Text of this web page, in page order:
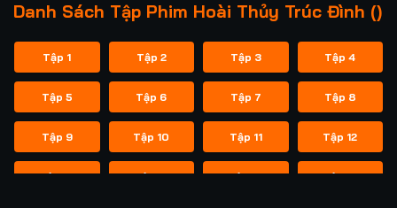
Danh Sách Tập Phim Hoài Thủy Trúc Đình ()
Tập 1 Tập 2 Tập 3 Tập 4
Tập 5 Tập 6 Tập 7 Tập 8
Tập 9 Tập 10 Tập 11 Tập 12
Tập 13 Tập 14 Tập 15 Tập 16